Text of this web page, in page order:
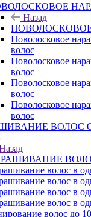
Назад
Поволосковое
волос
Поволосковое
волос
Поволосковое
волос
Поволосковое
волос
волос в
волос в
волос в
волос в
волос до